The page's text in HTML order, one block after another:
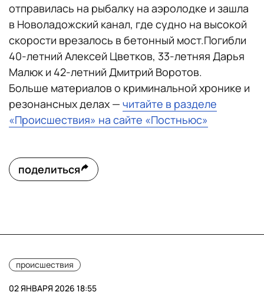
отправилась на рыбалку на аэролодке и зашла
в Новоладожский канал, где судно на высокой
скорости врезалось в бетонный мост.Погибли
40-летний Алексей Цветков, 33-летняя Дарья
Малюк и 42-летний Дмитрий Воротов.
Больше материалов о криминальной хронике и
резонансных делах — читайте в разделе
«Происшествия» на сайте «Постньюс»
поделиться
происшествия
02 ЯНВАРЯ 2026 18:55